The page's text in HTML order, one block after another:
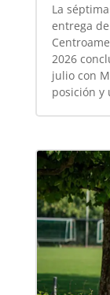
La
entrega de
2026
julio con
posición y